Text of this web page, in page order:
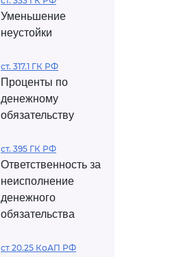
Уменьшение
неустойки
ст. 317.1 ГК РФ
Проценты по
денежному
обязательству
ст. 395 ГК РФ
Ответственность за
неисполнение
денежного
обязательства
ст 20.25 КоАП РФ